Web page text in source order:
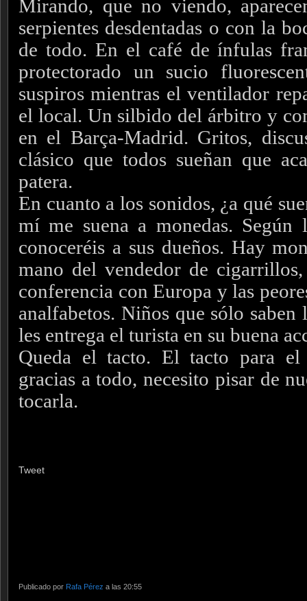
Mirando, que no viendo,
serpientes desdentadas o con la
de todo. En el café de ínfulas
protectorado un sucio
suspiros mientras el ventilador
el local. Un silbido del árbitro y
en el Barça-Madrid. Gritos,
clásico que todos sueñan que
patera.
En cuanto a los sonidos, ¿a qué
mí me suena a monedas. Según
conoceréis a sus dueños. Hay
mano del vendedor de
conferencia con Europa y las
analfabetos. Niños que sólo
les entrega el turista en su buena
Queda el tacto. El tacto para el
gracias a todo, necesito pisar de
tocarla.
Tweet
Publicado por Rafa Pérez a las 20:55